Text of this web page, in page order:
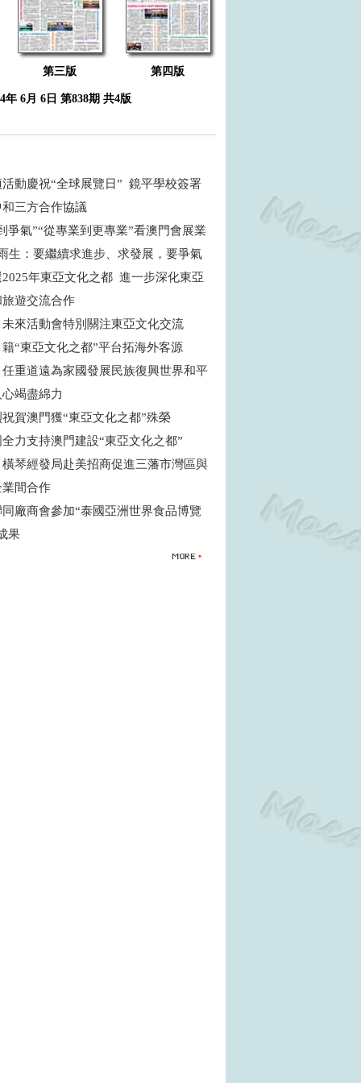
第三版 第四版
年 6月 6日 第838期 共4版
動慶祝“全球展覽日” 鏡平學校簽署
三方合作協議
爭氣”“從專業到更專業”看澳門會展業
生：要繼續求進步、求發展，要爭氣
年東亞文化之都 進一步深化東亞
遊交流合作
來活動會特別關注東亞文化交流
“東亞文化之都”平台拓海外客源
重道遠為家國發展民族復興世界和平
竭盡綿力
賀澳門獲“東亞文化之都”殊榮
力支持澳門建設“東亞文化之都”
琴經發局赴美招商促進三藩市灣區與
間合作
廠商會參加“泰國亞洲世界食品博覽
果